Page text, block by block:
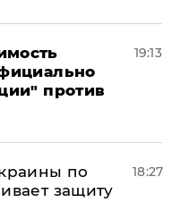
против
19:13
по
защиту
18:27